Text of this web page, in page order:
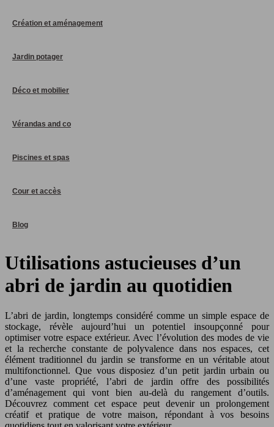
Création et aménagement
Jardin potager
Déco et mobilier
Vérandas and co
Piscines et spas
Cour et accès
Blog
Utilisations astucieuses d’un
abri de jardin au quotidien
L’abri de jardin, longtemps considéré comme un simple espace de
stockage, révèle aujourd’hui un potentiel insoupçonné pour
optimiser votre espace extérieur. Avec l’évolution des modes de vie
et la recherche constante de polyvalence dans nos espaces, cet
élément traditionnel du jardin se transforme en un véritable atout
multifonctionnel. Que vous disposiez d’un petit jardin urbain ou
d’une vaste propriété, l’abri de jardin offre des possibilités
d’aménagement qui vont bien au-delà du rangement d’outils.
Découvrez comment cet espace peut devenir un prolongement
créatif et pratique de votre maison, répondant à vos besoins